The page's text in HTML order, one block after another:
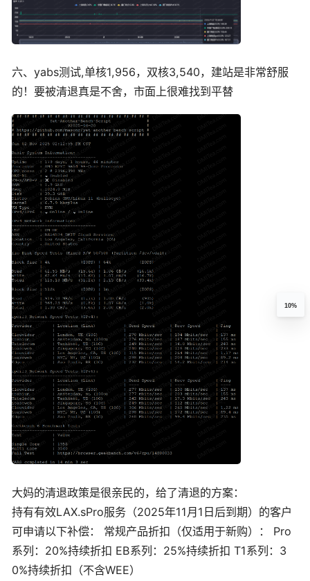
六、yabs测试,单核1,956，双核3,540，建站是非常舒服
的！要被清退真是不舍，市面上很难找到平替
大妈的清退政策是很亲民的，给了清退的方案：
持有有效LAX.sPro服务（2025年11 月1 日后到期）的客户
可申请以下补偿： 常规产品折扣（仅适用于新购）： Pro
系列： 20%持续折扣 EB系列： 25%持续折扣 T1系列： 3
0%持续折扣（不含WEE）
10%